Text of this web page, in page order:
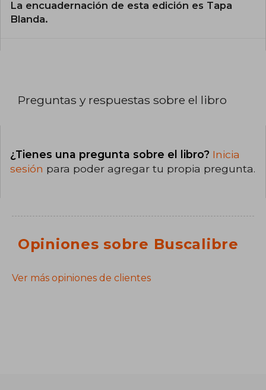
La encuadernación de esta edición es Tapa
Blanda.
Preguntas y respuestas sobre el libro
¿Tienes una pregunta sobre el libro? Inicia
sesión para poder agregar tu propia pregunta.
Opiniones sobre Buscalibre
Ver más opiniones de clientes